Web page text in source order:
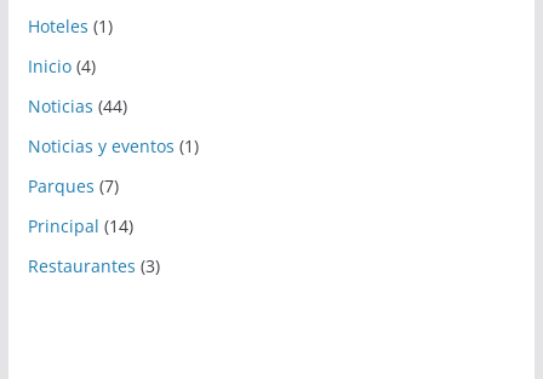
Hoteles (1)
Inicio(4)
Noticias (44)
Noticias y eventos (1)
Parques (7)
Principal (14)
Restaurantes (3)